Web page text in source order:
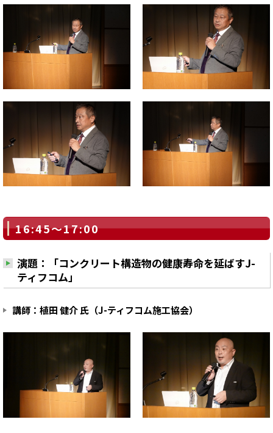
16:45～17:00
演題：「コンクリート構造物の健康寿命を延ばすJ-
ティフコム」
講師：植田 健介 氏（J-ティフコム施工協会）